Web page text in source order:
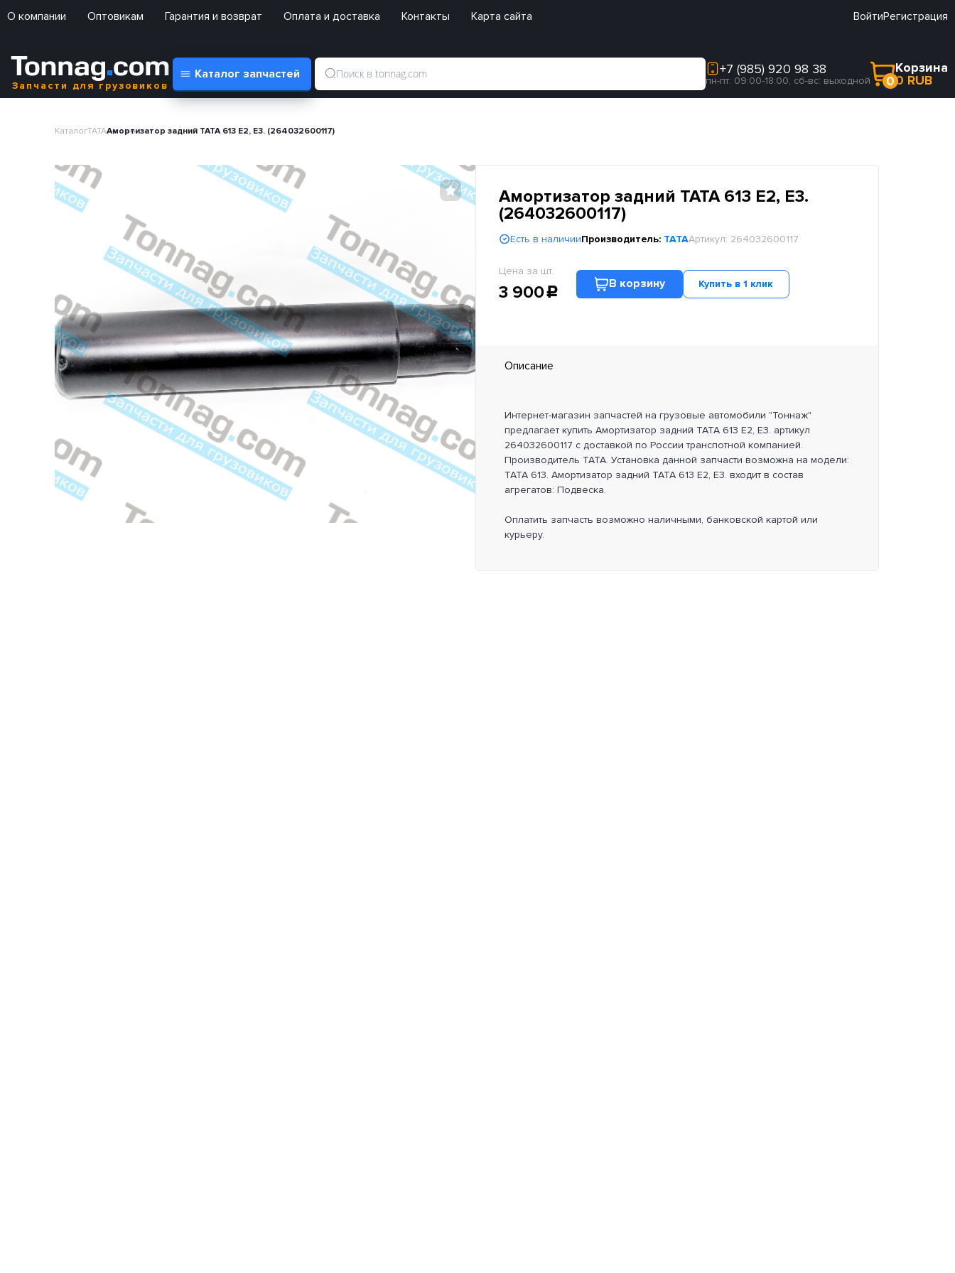
О компании Оптовикам Гарантия и возврат Оплата и доставка Контакты Карта сайта ВойтиРегистрация
Запчасти для грузовиков
Каталог запчастей +7 (985) 920 98 38
пн-пт: 09:00-18:00, сб-вс: выходной 0
Корзина
0 RUB
КаталогTATAАмортизатор задний TATA 613 E2, E3. (264032600117)
Амортизатор задний TATA 613 E2, E3.
(264032600117)
Есть в наличииПроизводитель: TATAАртикул: 264032600117
Цена за шт.
3 900c
В корзину Купить в 1 клик
Описание
Интернет-магазин запчастей на грузовые автомобили "Тоннаж"
предлагает купить Амортизатор задний TATA 613 E2, E3. артикул
264032600117 с доставкой по России транспотной компанией.
Производитель TATA. Установка данной запчасти возможна на модели:
TATA 613. Амортизатор задний TATA 613 E2, E3. входит в состав
агрегатов: Подвеска.
Оплатить запчасть возможно наличными, банковской картой или
курьеру.